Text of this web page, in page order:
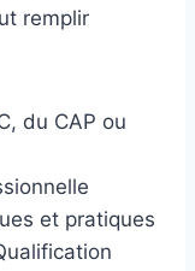
remplir
du CAP ou
et pratiques